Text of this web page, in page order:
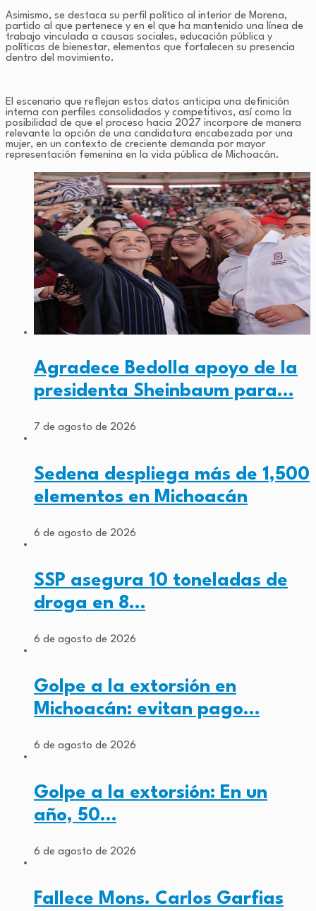
Asimismo, se destaca su perfil político al interior de Morena,
partido al que pertenece y en el que ha mantenido una línea de
trabajo vinculada a causas sociales, educación pública y
políticas de bienestar, elementos que fortalecen su presencia
dentro del movimiento.
El escenario que reflejan estos datos anticipa una definición
interna con perfiles consolidados y competitivos, así como la
posibilidad de que el proceso hacia 2027 incorpore de manera
relevante la opción de una candidatura encabezada por una
mujer, en un contexto de creciente demanda por mayor
representación femenina en la vida pública de Michoacán.
Agradece Bedolla apoyo de la
presidenta Sheinbaum para…
7 de agosto de 2026
Sedena despliega más de 1,500
elementos en Michoacán
6 de agosto de 2026
SSP asegura 10 toneladas de
droga en 8…
6 de agosto de 2026
Golpe a la extorsión en
Michoacán: evitan pago…
6 de agosto de 2026
Golpe a la extorsión: En un
año, 50…
6 de agosto de 2026
Fallece Mons. Carlos Garfias